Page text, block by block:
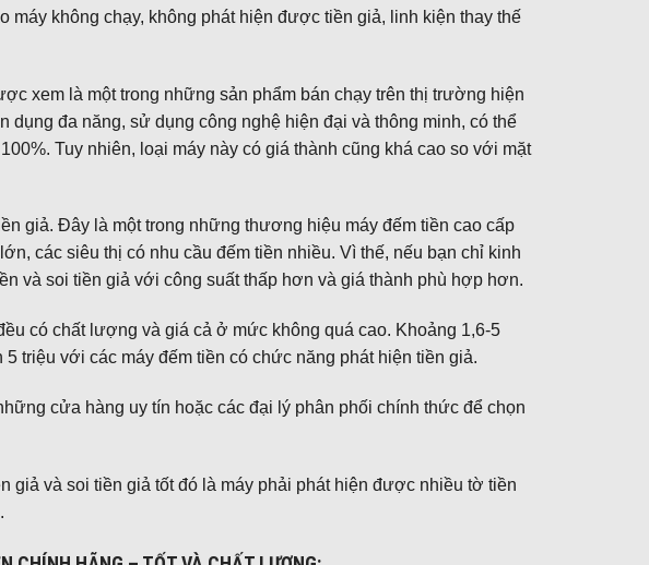
máy không chạy, không phát hiện được tiền giả, linh kiện thay thế
xem là một trong những sản phẩm bán chạy trên thị trường hiện
dụng đa năng, sử dụng công nghệ hiện đại và thông minh, có thể
Tuy nhiên, loại máy này có giá thành cũng khá cao so với mặt
giả. Đây là một trong những thương hiệu máy đếm tiền cao cấp
các siêu thị có nhu cầu đếm tiền nhiều. Vì thế, nếu bạn chỉ kinh
và soi tiền giả với công suất thấp hơn và giá thành phù hợp hơn.
có chất lượng và giá cả ở mức không quá cao. Khoảng 1,6-5
triệu với các máy đếm tiền có chức năng phát hiện tiền giả.
cửa hàng uy tín hoặc các đại lý phân phối chính thức để chọn
giả và soi tiền giả tốt đó là máy phải phát hiện được nhiều tờ tiền